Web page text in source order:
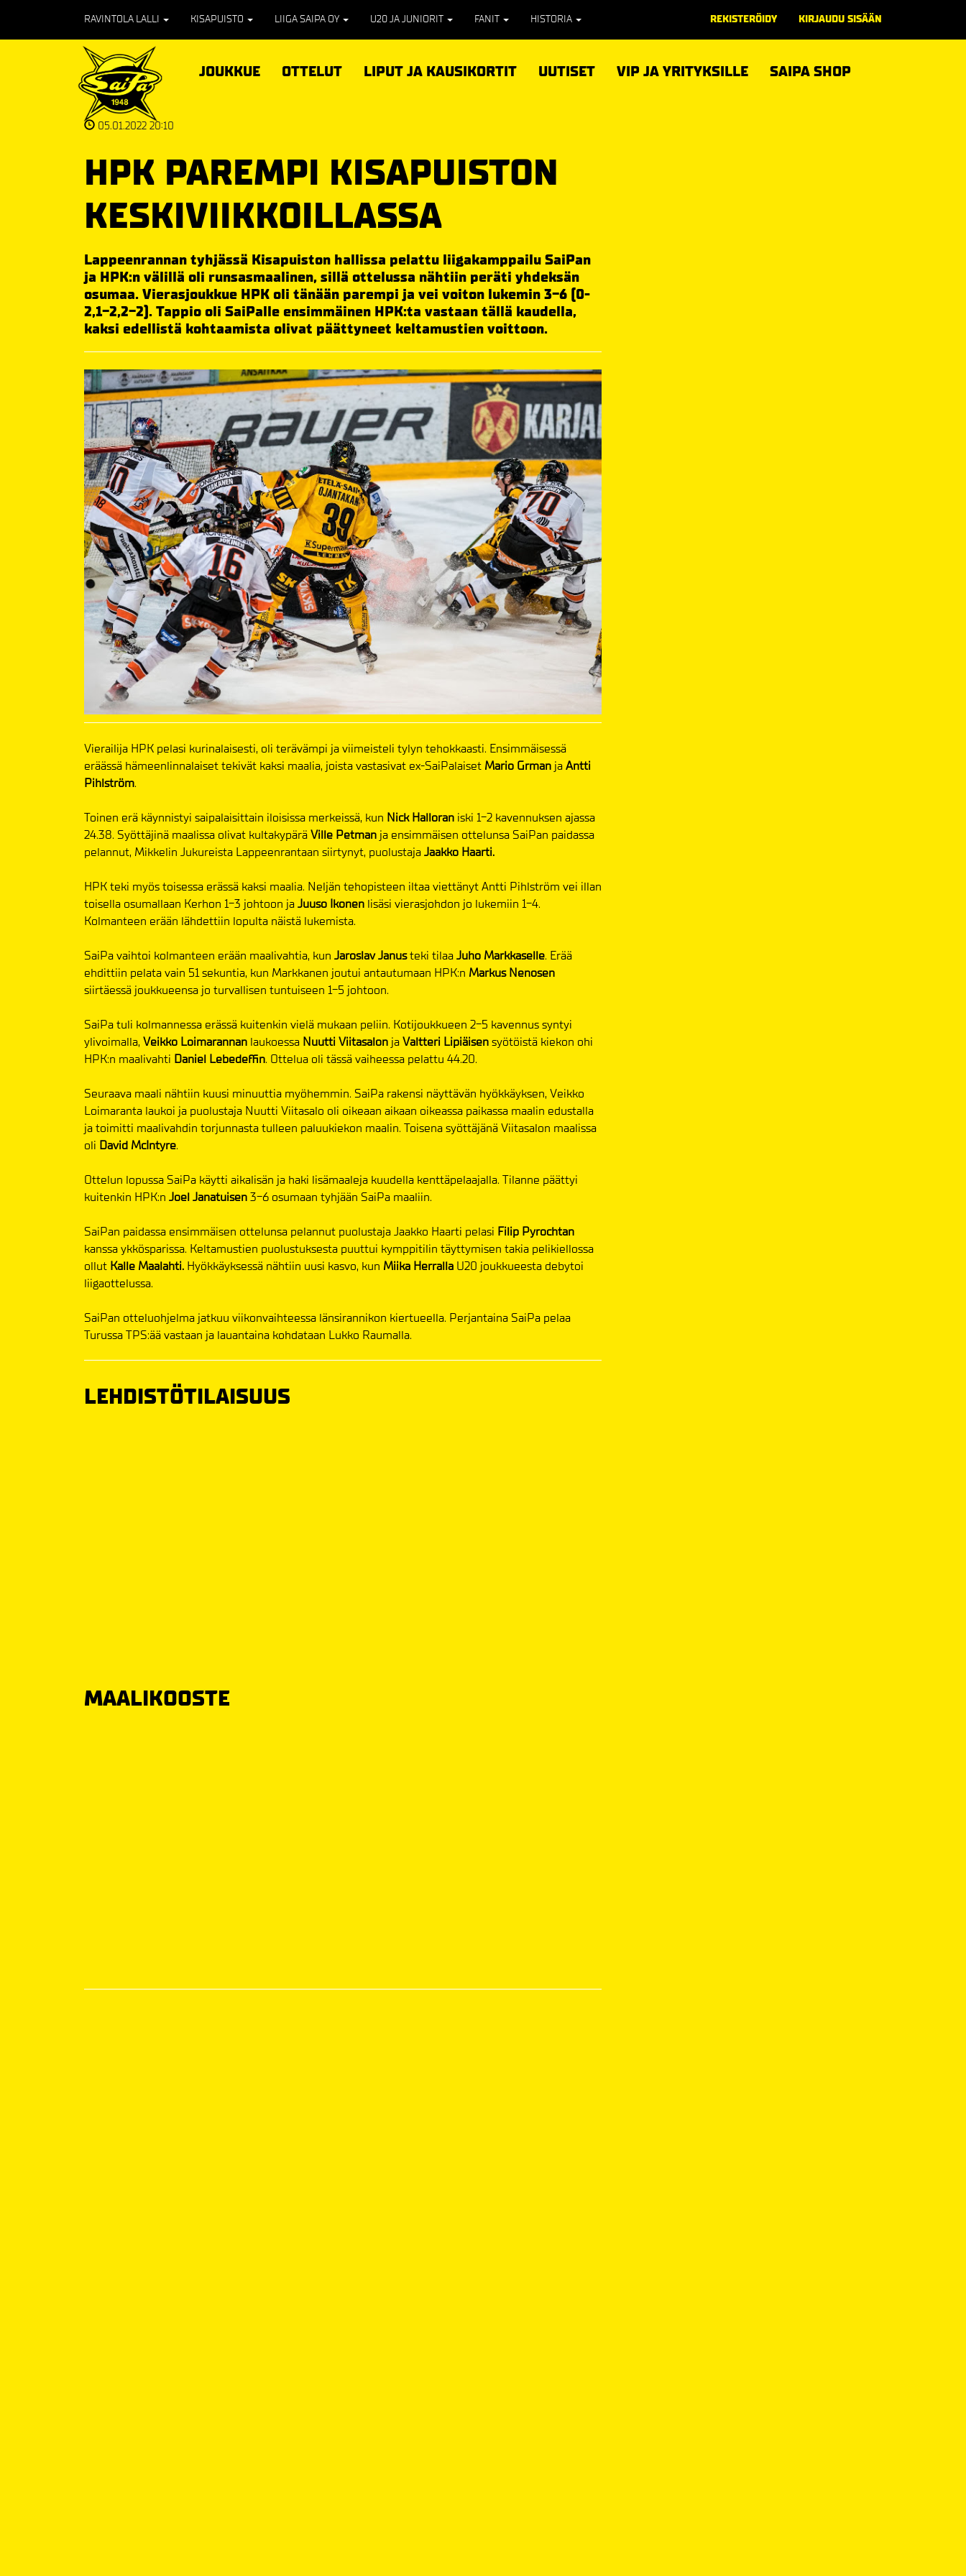
RAVINTOLA LALLI KISAPUISTO LIIGA SAIPA OY U20 JA JUNIORIT FANIT HISTORIA REKISTERÖIDY KIRJAUDU SISÄÄN
JOUKKUE OTTELUT LIPUT JA KAUSIKORTIT UUTISET VIP JA YRITYKSILLE SAIPA SHOP
05.01.2022 20:10
HPK PAREMPI KISAPUISTON
KESKIVIIKKOILLASSA
Lappeenrannan tyhjässä Kisapuiston hallissa pelattu liigakamppailu SaiPan
ja HPK:n välillä oli runsasmaalinen, sillä ottelussa nähtiin peräti yhdeksän
osumaa. Vierasjoukkue HPK oli tänään parempi ja vei voiton lukemin 3-6 (0-
2,1-2,2-2). Tappio oli SaiPalle ensimmäinen HPK:ta vastaan tällä kaudella,
kaksi edellistä kohtaamista olivat päättyneet keltamustien voittoon.
Vierailija HPK pelasi kurinalaisesti, oli terävämpi ja viimeisteli tylyn tehokkaasti. Ensimmäisessä
eräässä hämeenlinnalaiset tekivät kaksi maalia, joista vastasivat ex-SaiPalaiset Mario Grman jaAntti
Pihlström.
Toinen erä käynnistyi saipalaisittain iloisissa merkeissä, kun Nick Halloran iski 1-2 kavennuksen ajassa
24.38. Syöttäjinä maalissa olivat kultakypäräVille Petman ja ensimmäisen ottelunsa SaiPan paidassa
pelannut, Mikkelin Jukureista Lappeenrantaan siirtynyt, puolustajaJaakko Haarti.
HPK teki myös toisessa erässä kaksi maalia. Neljän tehopisteen iltaa viettänyt Antti Pihlström vei illan
toisella osumallaan Kerhon 1-3 johtoon jaJuuso Ikonen lisäsi vierasjohdon jo lukemiin 1-4.
Kolmanteen erään lähdettiin lopulta näistä lukemista.
SaiPa vaihtoi kolmanteen erään maalivahtia, kun Jaroslav Janusteki tilaaJuho Markkaselle. Erää
ehdittiin pelata vain 51 sekuntia, kun Markkanen joutui antautumaan HPK:n Markus Nenosen
siirtäessä joukkueensa jo turvallisen tuntuiseen 1-5 johtoon.
SaiPa tuli kolmannessa erässä kuitenkin vielä mukaan peliin. Kotijoukkueen 2-5 kavennus syntyi
ylivoimalla, Veikko Loimarannan laukoessa Nuutti Viitasalon jaValtteri Lipiäisensyötöistä kiekon ohi
HPK:n maalivahti Daniel Lebedeffin. Ottelua oli tässä vaiheessa pelattu 44.20.
Seuraava maali nähtiin kuusi minuuttia myöhemmin. SaiPa rakensi näyttävän hyökkäyksen, Veikko
Loimaranta laukoi ja puolustaja Nuutti Viitasalo oli oikeaan aikaan oikeassa paikassa maalin edustalla
ja toimitti maalivahdin torjunnasta tulleen paluukiekon maalin. Toisena syöttäjänä Viitasalon maalissa
oli David McIntyre.
Ottelun lopussa SaiPa käytti aikalisän ja haki lisämaaleja kuudella kenttäpelaajalla. Tilanne päättyi
kuitenkin HPK:n Joel Janatuisen3-6 osumaan tyhjään SaiPa maaliin.
SaiPan paidassa ensimmäisen ottelunsa pelannut puolustaja Jaakko Haarti pelasi Filip Pyrochtan
kanssa ykkösparissa. Keltamustien puolustuksesta puuttui kymppitilin täyttymisen takia pelikiellossa
ollut Kalle Maalahti. Hyökkäyksessä nähtiin uusi kasvo, kun Miika Herralla U20 joukkueesta debytoi
liigaottelussa.
SaiPan otteluohjelma jatkuu viikonvaihteessa länsirannikon kiertueella. Perjantaina SaiPa pelaa
Turussa TPS:ää vastaan ja lauantaina kohdataan Lukko Raumalla.
LEHDISTÖTILAISUUS
MAALIKOOSTE